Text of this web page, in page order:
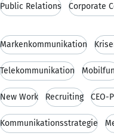
Public Relations Corporate
Markenkommunikation
Telekommunikation
New Work Recruiting CEO-
Kommunikationsstrategie